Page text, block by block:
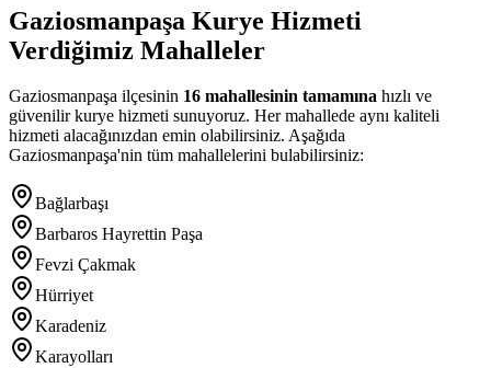
Gaziosmanpaşa Kurye Hizmeti
Verdiğimiz Mahalleler
Gaziosmanpaşa ilçesinin 16 mahallesinin tamamına hızlı ve
güvenilir kurye hizmeti sunuyoruz. Her mahallede aynı kaliteli
hizmeti alacağınızdan emin olabilirsiniz. Aşağıda
Gaziosmanpaşa'nin tüm mahallelerini bulabilirsiniz:
Bağlarbaşı
Barbaros Hayrettin Paşa
Fevzi Çakmak
Hürriyet
Karadeniz
Karayolları